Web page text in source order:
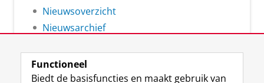
Nieuwsoverzicht
Nieuwsarchief
Functioneel
Biedt de basisfuncties en maakt gebruik van